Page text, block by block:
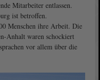
Mitarbeiter entlassen.
ist betroffen.
Menschen ihre Arbeit. Die
Anhalt waren schockiert
vor allem über die